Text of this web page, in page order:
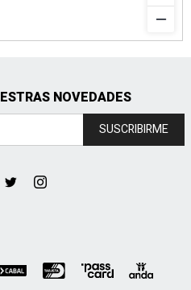
NOVEDADES
SUSCRIBIRME
 